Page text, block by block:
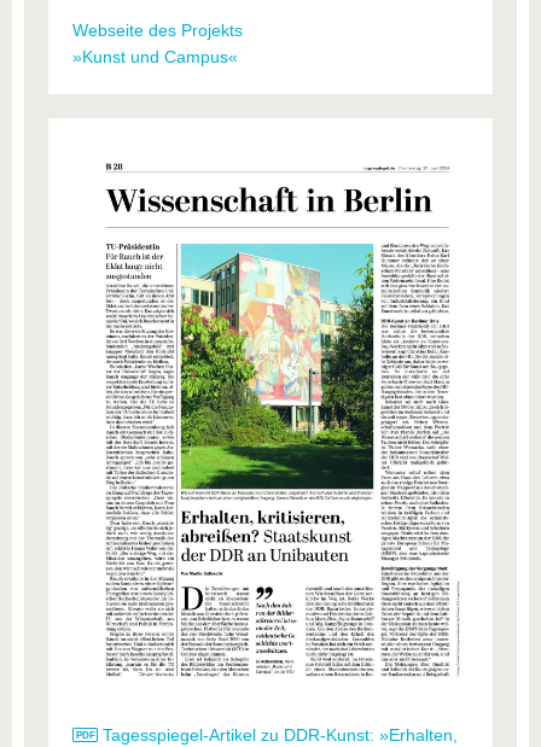
Webseite des Projekts
»Kunst und Campus«
Tagesspiegel-Artikel zu DDR-Kunst: »Erhalten,